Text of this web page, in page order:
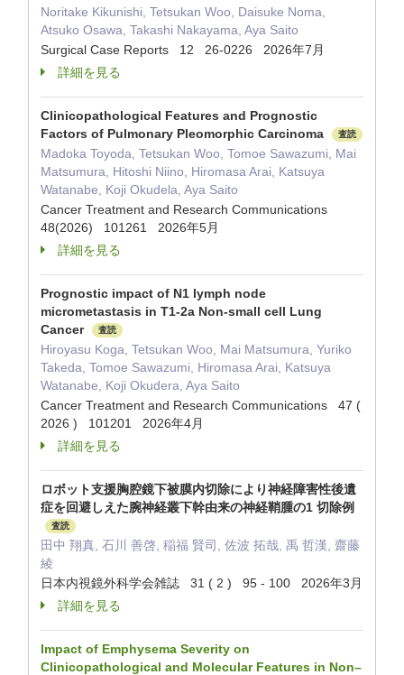
Noritake Kikunishi, Tetsukan Woo, Daisuke Noma,
Atsuko Osawa, Takashi Nakayama, Aya Saito
Surgical Case Reports 12 26-0226 2026年7月
詳細を見る
Clinicopathological Features and Prognostic
Factors of Pulmonary Pleomorphic Carcinoma
査読
Madoka Toyoda, Tetsukan Woo, Tomoe Sawazumi, Mai
Matsumura, Hitoshi Niino, Hiromasa Arai, Katsuya
Watanabe, Koji Okudela, Aya Saito
Cancer Treatment and Research Communications
48(2026) 101261 2026年5月
詳細を見る
Prognostic impact of N1 lymph node
micrometastasis in T1-2a Non-small cell Lung
Cancer
査読
Hiroyasu Koga, Tetsukan Woo, Mai Matsumura, Yuriko
Takeda, Tomoe Sawazumi, Hiromasa Arai, Katsuya
Watanabe, Koji Okudera, Aya Saito
Cancer Treatment and Research Communications 47 (
2026 ) 101201 2026年4月
詳細を見る
ロボット支援胸腔鏡下被膜内切除により神経障害性後遺
症を回避しえた腕神経叢下幹由来の神経鞘腫の1 切除例
査読
田中 翔真, 石川 善啓, 稲福 賢司, 佐波 拓哉, 禹 哲漢, 齋藤
綾
日本内視鏡外科学会雑誌 31 ( 2 ) 95 - 100 2026年3月
詳細を見る
Impact of Emphysema Severity on
Clinicopathological and Molecular Features in Non–